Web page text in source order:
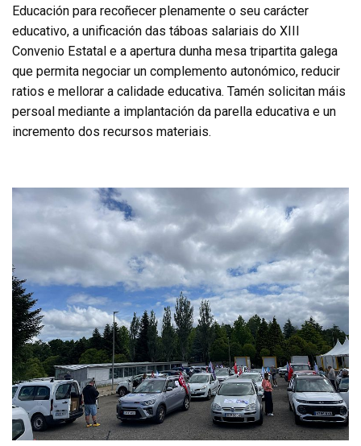
Educación para recoñecer plenamente o seu carácter
educativo, a unificación das táboas salariais do XIII
Convenio Estatal e a apertura dunha mesa tripartita galega
que permita negociar un complemento autonómico, reducir
ratios e mellorar a calidade educativa. Tamén solicitan máis
persoal mediante a implantación da parella educativa e un
incremento dos recursos materiais.